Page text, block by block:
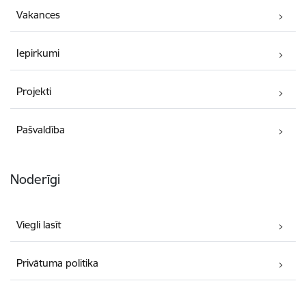
Vakances
Iepirkumi
Projekti
Pašvaldība
Noderīgi
Viegli lasīt
Privātuma politika